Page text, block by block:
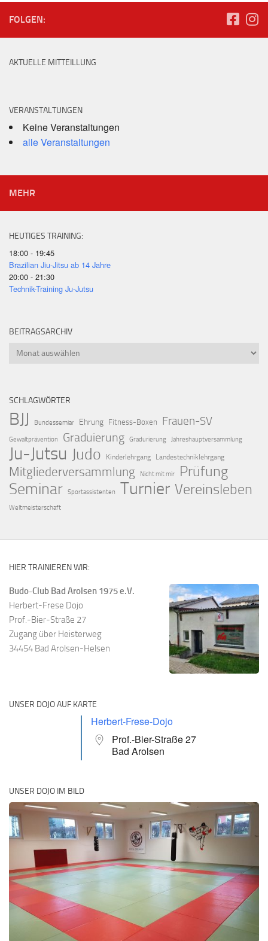
FOLGEN:
AKTUELLE MITTEILLUNG
VERANSTALTUNGEN
Keine Veranstaltungen
alle Veranstaltungen
MEHR
HEUTIGES TRAINING:
18:00 - 19:45
Brazilian Jiu-Jitsu ab 14 Jahre
20:00 - 21:30
Technik-Training Ju-Jutsu
BEITRAGSARCHIV
Beitragsarchiv
SCHLAGWÖRTER
BJJ Bundessemiar Ehrung Fitness-Boxen Frauen-SV
Gewaltprävention Graduierung Gradurierung Jahreshauptversammlung
Ju-Jutsu Judo Kinderlehrgang Landestechniklehrgang
Mitgliederversammlung Nicht mit mir Prüfung
Seminar Sportassistenten Turnier Vereinsleben
Weltmeisterschaft
HIER TRAINIEREN WIR:
Budo-Club Bad Arolsen 1975 e.V.
Herbert-Frese Dojo
Prof.-Bier-Straße 27
Zugang über Heisterweg
34454 Bad Arolsen-Helsen
UNSER DOJO AUF KARTE
Herbert-Frese-Dojo
Prof.-Bier-Straße 27
Bad Arolsen
UNSER DOJO IM BILD